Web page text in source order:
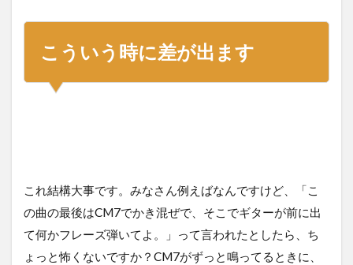
こういう時に差が出ます
これ結構大事です。みなさん例えばなんですけど、「こ
の曲の最後はCM7でかき混ぜで、そこでギターが前に出
て何かフレーズ弾いてよ。」って言われたとしたら、ち
ょっと怖くないですか？CM7がずっと鳴ってるときに、